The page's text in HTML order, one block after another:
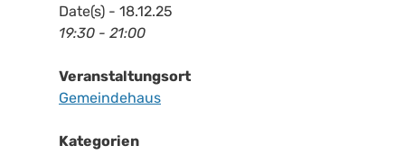
Date(s) - 18.12.25
19:30 - 21:00
Veranstaltungsort
Gemeindehaus
Kategorien